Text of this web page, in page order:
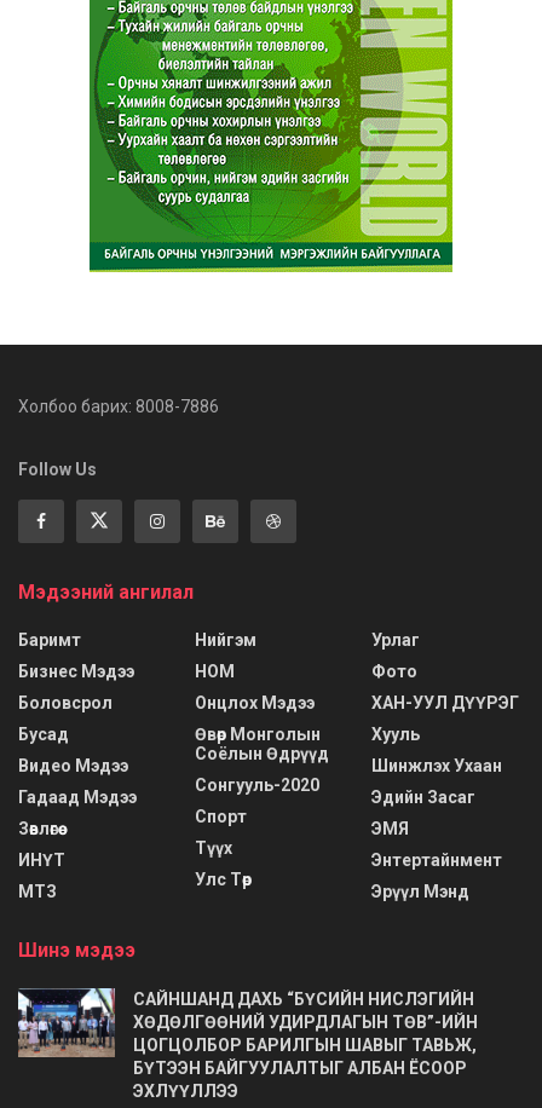
Холбоо барих: 8008-7886
Follow Us
Мэдээний ангилал
Баримт
Бизнес Мэдээ
Боловсрол
Бусад
Видео Мэдээ
Гадаад Мэдээ
Зөвлөгөө
ИНҮТ
МТЗ
Нийгэм
НОМ
Онцлох Мэдээ
Өвөр Монголын
Соёлын Өдрүүд
Сонгууль-2020
Спорт
Түүх
Улс Төр
Урлаг
Фото
ХАН-УУЛ ДҮҮРЭГ
Хууль
Шинжлэх Ухаан
Эдийн Засаг
ЭМЯ
Энтертайнмент
Эрүүл Мэнд
Шинэ мэдээ
САЙНШАНД ДАХЬ “БҮСИЙН НИСЛЭГИЙН
ХӨДӨЛГӨӨНИЙ УДИРДЛАГЫН ТӨВ”-ИЙН
ЦОГЦОЛБОР БАРИЛГЫН ШАВЫГ ТАВЬЖ,
БҮТЭЭН БАЙГУУЛАЛТЫГ АЛБАН ЁСООР
ЭХЛҮҮЛЛЭЭ